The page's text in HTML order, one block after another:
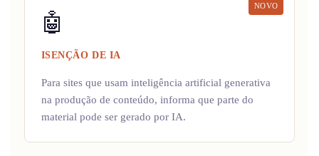
🤖
ISENÇÃO DE IA
Para sites que usam inteligência artificial generativa
na produção de conteúdo, informa que parte do
material pode ser gerado por IA.
NOVO